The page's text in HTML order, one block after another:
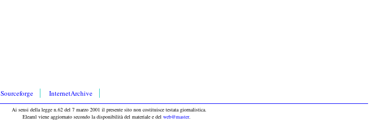
Sourceforge InternetArchive
Ai sensi della legge n.62 del 7 marzo 2001 il presente sito non costituisce testata giornalistica.
Eleaml viene aggiornato secondo la disponibilità del materiale e delweb@master.